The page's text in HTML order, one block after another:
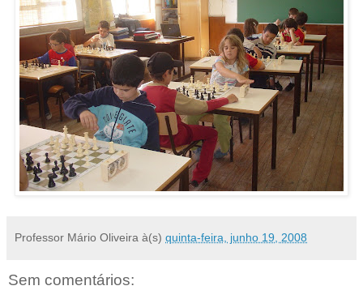
Professor Mário Oliveira à(s) quinta-feira, junho 19, 2008
Sem comentários: